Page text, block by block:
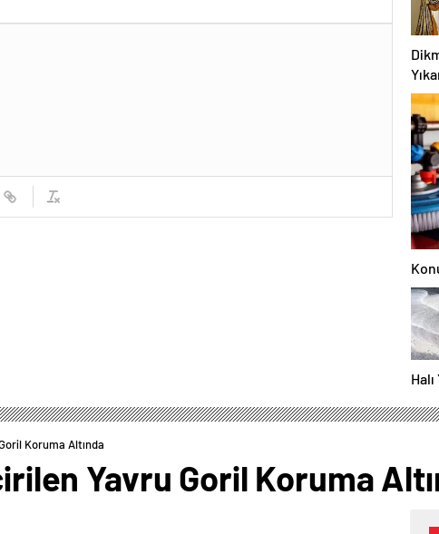
Koruma Altında
Yavru Goril Koruma